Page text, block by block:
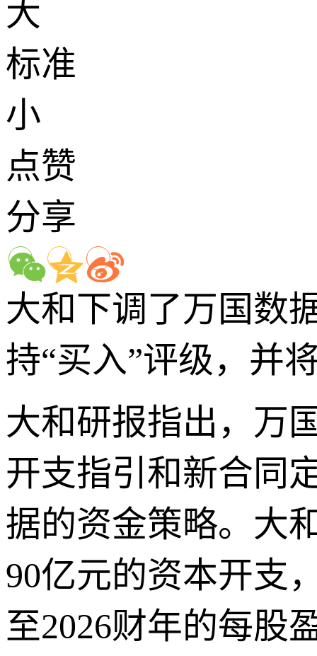
大
标准
小
点赞
分享
大和下调了万国数
持“买入”评级，并
大和研报指出，万
开支指引和新合同
据的资金策略。大
90亿元的资本开支
至2026财年的每股